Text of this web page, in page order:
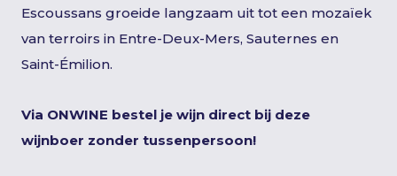
Escoussans groeide langzaam uit tot een mozaïek
van terroirs in Entre-Deux-Mers, Sauternes en
Saint-Émilion.
Via ONWINE bestel je wijn direct bij deze
wijnboer zonder tussenpersoon!